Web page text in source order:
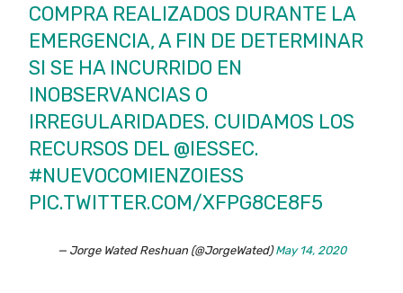
COMPRA REALIZADOS DURANTE LA
EMERGENCIA, A FIN DE DETERMINAR
SI SE HA INCURRIDO EN
INOBSERVANCIAS O
IRREGULARIDADES. CUIDAMOS LOS
RECURSOS DEL @IESSEC.
#NUEVOCOMIENZOIESS
PIC.TWITTER.COM/XFPG8CE8F5
— Jorge Wated Reshuan (@JorgeWated)May 14, 2020